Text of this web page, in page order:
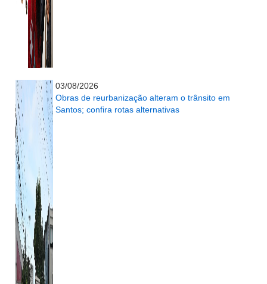
03/08/2026
Obras de reurbanização alteram o trânsito em
Santos; confira rotas alternativas